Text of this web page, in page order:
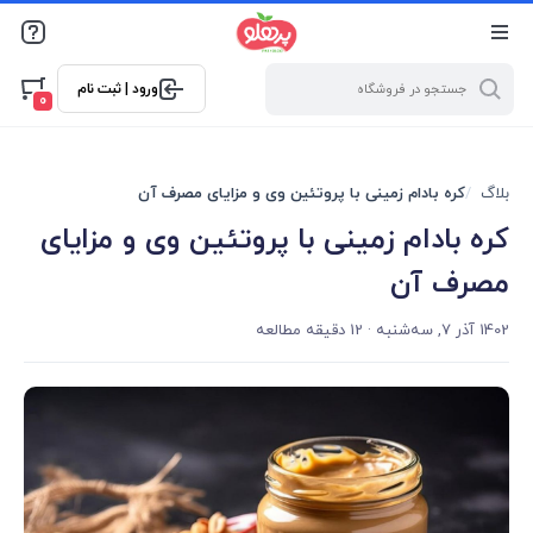
@media screen and (max-width: 500px) { .w-ch{bottom: 125px
!important; left:5px !important;} }
ورود | ثبت نام
0
بلاگ کره بادام زمینی با پروتئین وی و مزایای مصرف آن
کره بادام زمینی با پروتئین وی و مزایای
مصرف آن
1402 آذر 7, سه‌شنبه · 12 دقیقه مطالعه